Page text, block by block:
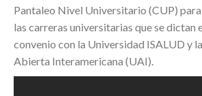
Pantaleo Nivel Universitario (CUP)
las carreras universitarias que se dictan
convenio con la Universidad ISALUD y
Abierta Interamericana (UAI).